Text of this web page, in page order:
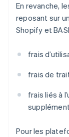
En revanche,
reposant sur
Shopify et
frais
frais de
frais liés à
Pour les